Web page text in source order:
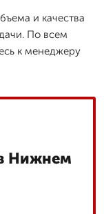
и качества
По всем
к менеджеру
Нижнем